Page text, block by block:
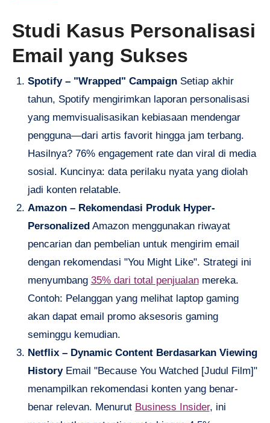
Studi Kasus Personalisasi
Email yang Sukses
Spotify – "Wrapped" CampaignSetiap akhir
tahun, Spotify mengirimkan laporan personalisasi
yang memvisualisasikan kebiasaan mendengar
pengguna—dari artis favorit hingga jam terbang.
Hasilnya? 76% engagement rate dan viral di media
sosial. Kuncinya: data perilaku nyata yang diolah
jadi konten relatable.
Amazon – Rekomendasi Produk Hyper-
PersonalizedAmazon menggunakan riwayat
pencarian dan pembelian untuk mengirim email
dengan rekomendasi "You Might Like". Strategi ini
menyumbang 35% dari total penjualanmereka.
Contoh: Pelanggan yang melihat laptop gaming
akan dapat email promo aksesoris gaming
seminggu kemudian.
Netflix – Dynamic Content Berdasarkan Viewing
HistoryEmail "Because You Watched [Judul Film]"
menampilkan rekomendasi konten yang benar-
benar relevan. Menurut Business Insider, ini